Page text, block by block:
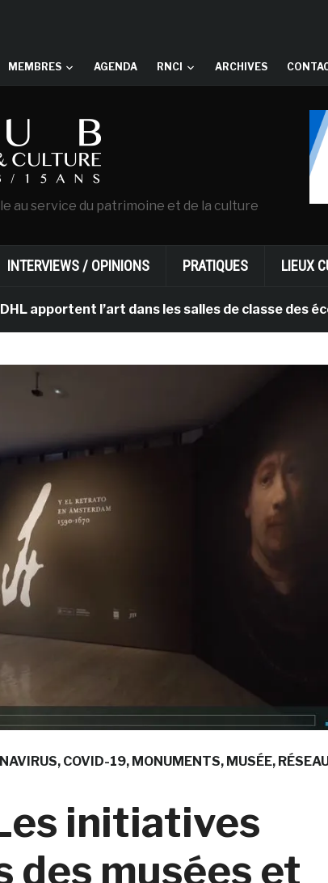
MEMBRES AGENDA RNCI ARCHIVES
au service du patrimoine et de la culture
INTERVIEWS / OPINIONS PRATIQUES LIEUX
l’art dans les salles de classe des écoles
COVID-19 MONUMENTS MUSÉE
initiatives
des musées et